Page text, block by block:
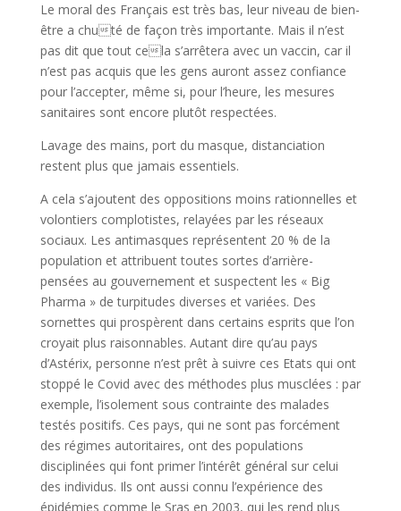
Le moral des Français est très bas, leur niveau de bien-
être a chuté de façon très importante. Mais il n’est
pas dit que tout cela s’arrêtera avec un vaccin, car il
n’est pas acquis que les gens auront assez confiance
pour l’accepter, même si, pour l’heure, les mesures
sanitaires sont encore plutôt respectées.
Lavage des mains, port du masque, distanciation
restent plus que jamais essentiels.
A cela s’ajoutent des oppositions moins rationnelles et
volontiers complotistes, relayées par les réseaux
sociaux. Les antimasques représentent 20 % de la
population et attribuent toutes sortes d’arrière-
pensées au gouvernement et suspectent les « Big
Pharma » de turpitudes diverses et variées. Des
sornettes qui prospèrent dans certains esprits que l’on
croyait plus raisonnables. Autant dire qu’au pays
d’Astérix, personne n’est prêt à suivre ces Etats qui ont
stoppé le Covid avec des méthodes plus musclées : par
exemple, l’isolement sous contrainte des malades
testés positifs. Ces pays, qui ne sont pas forcément
des régimes autoritaires, ont des populations
disciplinées qui font primer l’intérêt général sur celui
des individus. Ils ont aussi connu l’expérience des
épidémies comme le Sras en 2003, qui les rend plus